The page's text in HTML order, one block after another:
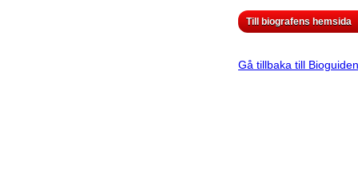
Till biografens hemsida
Gå tillbaka till Bioguiden